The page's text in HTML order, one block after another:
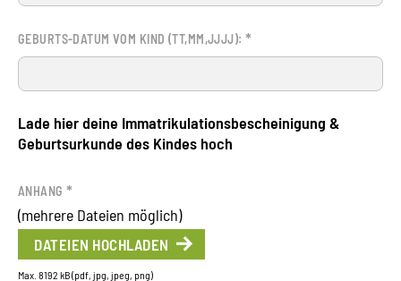
GEBURTS-DATUM VOM KIND (TT,MM,JJJJ): *
Lade hier deine Immatrikulationsbescheinigung &
Geburtsurkunde des Kindes hoch
ANHANG*
(mehrere Dateien möglich)
DATEIEN HOCHLADEN
Max. 8192 kB (pdf, jpg, jpeg, png)